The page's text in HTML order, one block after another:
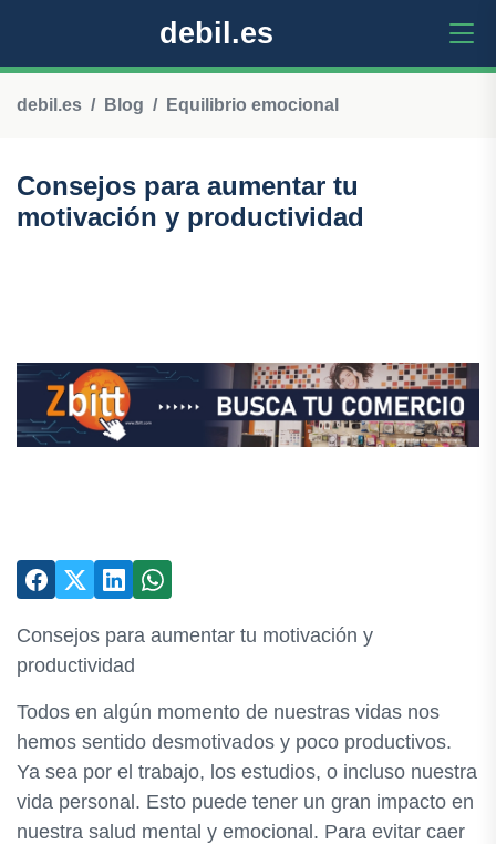
debil.es
debil.es Blog Equilibrio emocional
Consejos para aumentar tu
motivación y productividad
Consejos para aumentar tu motivación y
productividad
Todos en algún momento de nuestras vidas nos
hemos sentido desmotivados y poco productivos.
Ya sea por el trabajo, los estudios, o incluso nuestra
vida personal. Esto puede tener un gran impacto en
nuestra salud mental y emocional. Para evitar caer